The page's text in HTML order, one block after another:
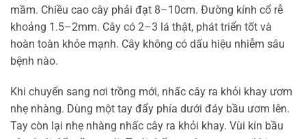
mầm. Chiều cao cây phải đạt 8–10cm. Đường kính cổ rễ
khoảng 1.5–2mm. Cây có 2–3 lá thật, phát triển tốt và
hoàn toàn khỏe mạnh. Cây không có dấu hiệu nhiễm sâu
bệnh nào.
Khi chuyển sang nơi trồng mới, nhấc cây ra khỏi khay ươm
nhẹ nhàng. Dùng một tay đẩy phía dưới đáy bầu ươm lên.
Tay còn lại nhẹ nhàng nhấc cây ra khỏi khay. Vùi kín bầu